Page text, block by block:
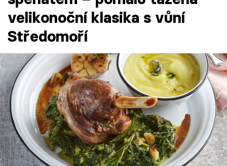
Témata
Recepty
Články
TV Program
Škola vaření
Recepty z TV
Speciál: Cuketa
velikonoční klasika s vůní
Středomoří